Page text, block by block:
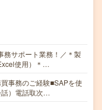
務サポート業務！／＊製
使用）＊…
事務のご経験■SAPを使
話）電話取次…